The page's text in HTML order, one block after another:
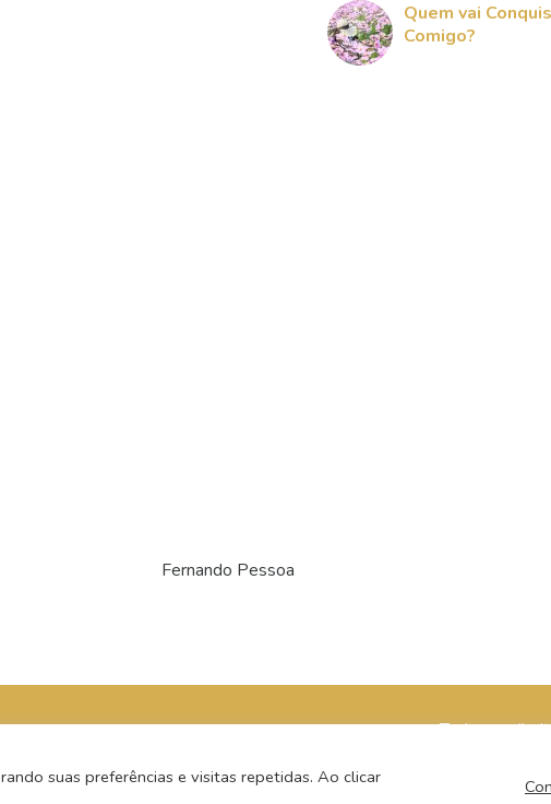
Fernando Pessoa
Quem vai
Comigo?
Todos os
suas preferências e visitas repetidas. Ao clicar